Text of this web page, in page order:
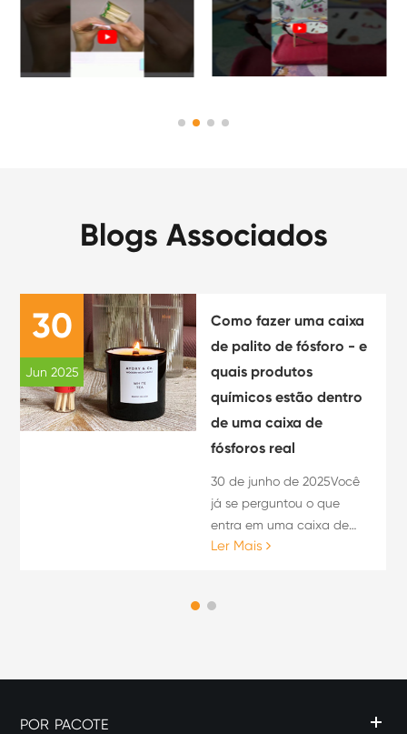
Blogs Associados
30
Jun 2025
Como fazer uma caixa
de palito de fósforo - e
quais produtos
químicos estão dentro
de uma caixa de
fósforos real
30 de junho de 2025Você
já se perguntou o que
entra em uma caixa de
fósforos - ou como ela é
de palito de fósforo", pode
Ler Mais
POR PACOTE